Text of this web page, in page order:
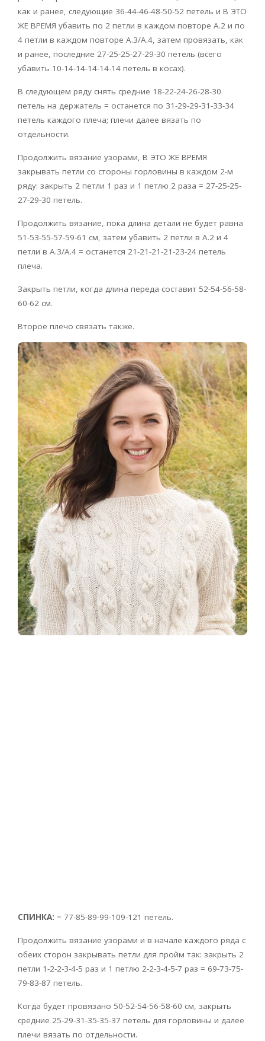
как и ранее, следующие 36-44-46-48-50-52 петель и В ЭТО
ЖЕ ВРЕМЯ убавить по 2 петли в каждом повторе А.2 и по
4 петли в каждом повторе А.3/А.4, затем провязать, как
и ранее, последние 27-25-25-27-29-30 петель (всего
убавить 10-14-14-14-14-14 петель в косах).
В следующем ряду снять средние 18-22-24-26-28-30
петель на держатель = останется по 31-29-29-31-33-34
петель каждого плеча; плечи далее вязать по
отдельности.
Продолжить вязание узорами, В ЭТО ЖЕ ВРЕМЯ
закрывать петли со стороны горловины в каждом 2-м
ряду: закрыть 2 петли 1 раз и 1 петлю 2 раза = 27-25-25-
27-29-30 петель.
Продолжить вязание, пока длина детали не будет равна
51-53-55-57-59-61 см, затем убавить 2 петли в А.2 и 4
петли в А.3/А.4 = останется 21-21-21-21-23-24 петель
плеча.
Закрыть петли, когда длина переда составит 52-54-56-58-
60-62 см.
Второе плечо связать также.
СПИНКА: = 77-85-89-99-109-121 петель.
Продолжить вязание узорами и в начале каждого ряда с
обеих сторон закрывать петли для пройм так: закрыть 2
петли 1-2-2-3-4-5 раз и 1 петлю 2-2-3-4-5-7 раз = 69-73-75-
79-83-87 петель.
Когда будет провязано 50-52-54-56-58-60 см, закрыть
средние 25-29-31-35-35-37 петель для горловины и далее
плечи вязать по отдельности.